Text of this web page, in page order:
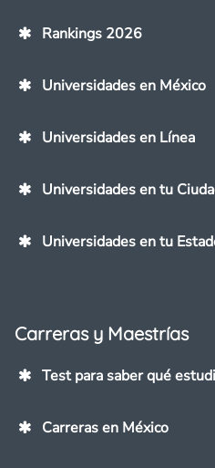
Rankings 2026
Universidades en México
Universidades en Línea
Universidades en tu
Universidades en tu
Carreras y Maestrías
Test para saber qué
Carreras en México